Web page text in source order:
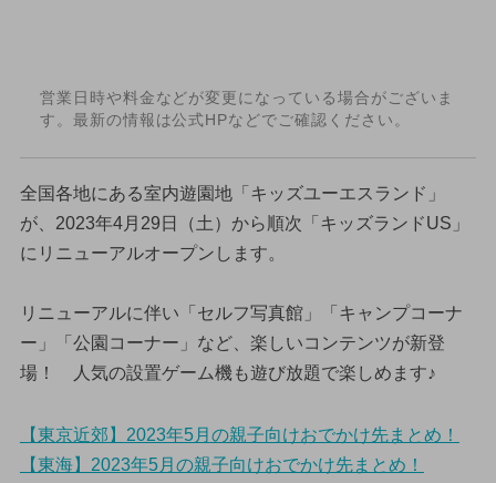
営業日時や料金などが変更になっている場合がございま
す。最新の情報は公式HPなどでご確認ください。
全国各地にある室内遊園地「キッズユーエスランド」
が、2023年4月29日（土）から順次「キッズランドUS」
にリニューアルオープンします。
リニューアルに伴い「セルフ写真館」「キャンプコーナ
ー」「公園コーナー」など、楽しいコンテンツが新登
場！ 人気の設置ゲーム機も遊び放題で楽しめます♪
【東京近郊】2023年5月の親子向けおでかけ先まとめ！
【東海】2023年5月の親子向けおでかけ先まとめ！